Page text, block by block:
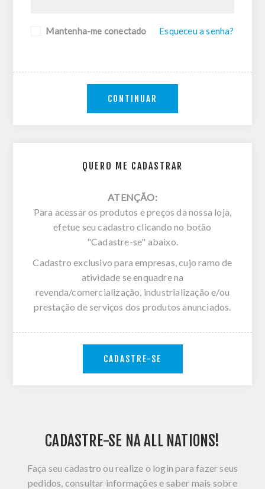
QUERO ME CADASTRAR
ATENÇÃO:
Para acessar os produtos e preços da nossa loja,
efetue seu cadastro clicando no botão
"Cadastre-se" abaixo.
Cadastro exclusivo para empresas, cujo ramo de
atividade se enquadre na
revenda/comercialização, industrialização e/ou
prestação de serviços dos produtos anunciados.
CADASTRE-SE
Mantenha-me conectado Esqueceu a senha?
CONTINUAR
CADASTRE-SE NA ALL NATIONS!
Faça seu cadastro ou realize o login para fazer seus
pedidos, consultar informações e saber mais sobre